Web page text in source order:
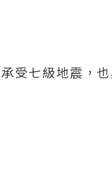
受七級地震，